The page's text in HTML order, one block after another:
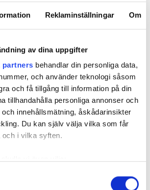
Reklaminställningar Om
av dina uppgifter
partners behandlar din personliga data,
och använder teknologi såsom
och få tillgång till information på din
tillhandahålla personliga annonser och
och innehållsmätning, åskådarinsikter
Du kan själv välja vilka som får
och i vilka syften.
noggrannhet på upp till flera meter
gäller både nybyggnad och
och IT-lösningar kommer att bli
hantering av installationerna
ESKILSTUNAFÖRETAGET
PÅ GAMLA FASADEN
EN DELforskning kring renovering
åren. Ett av de projekt som
renovering ur ett
Där finns också verktyget Siren-
kan hjälpa fastighetsägare att fatta